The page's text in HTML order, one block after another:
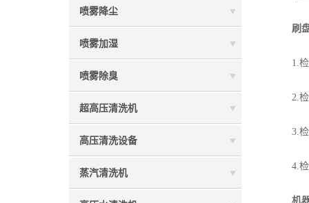
喷雾降尘
喷雾加湿
喷雾除臭
超高压清洗机
高压清洗设备
蒸汽清洗机
刷
1.检
2.检
3.检
4.检
机